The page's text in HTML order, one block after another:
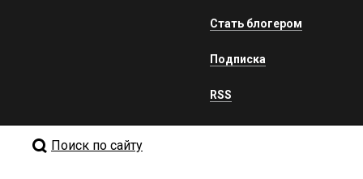
Стать блогером
Подписка
RSS
Поиск по сайту